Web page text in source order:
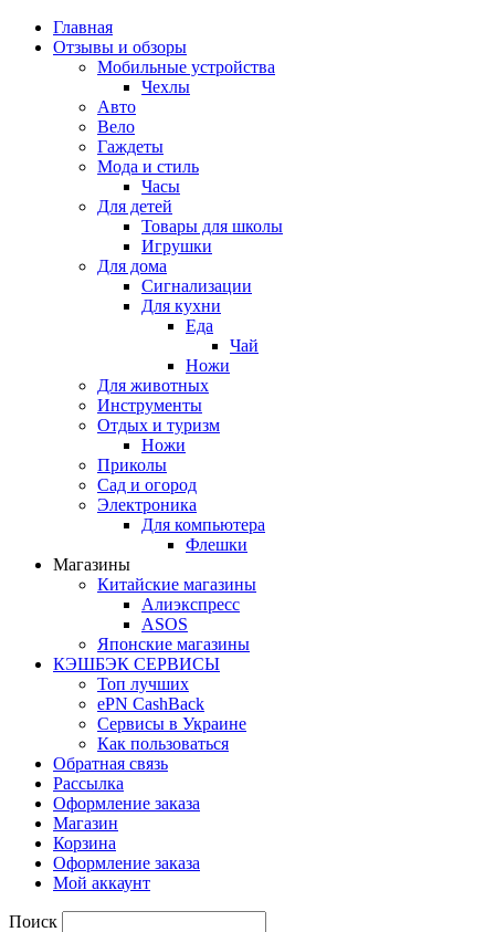
Главная
Отзывы и обзоры
Мобильные устройства
Чехлы
Авто
Вело
Гаждеты
Мода и стиль
Часы
Для детей
Товары для школы
Игрушки
Для дома
Сигнализации
Для кухни
Еда
Чай
Ножи
Для животных
Инструменты
Отдых и туризм
Ножи
Приколы
Сад и огород
Электроника
Для компьютера
Флешки
Магазины
Китайские магазины
Алиэкспресс
ASOS
Японские магазины
КЭШБЭК СЕРВИСЫ
Топ лучших
ePN CashBack
Сервисы в Украине
Как пользоваться
Обратная связь
Рассылка
Оформление заказа
Магазин
Корзина
Оформление заказа
Мой аккаунт
Поиск